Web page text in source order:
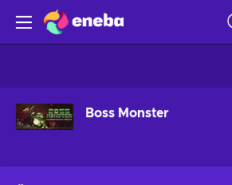
Boss Monster